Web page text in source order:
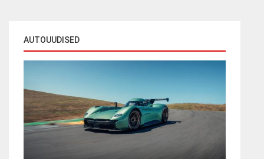
AUTOUUDISED